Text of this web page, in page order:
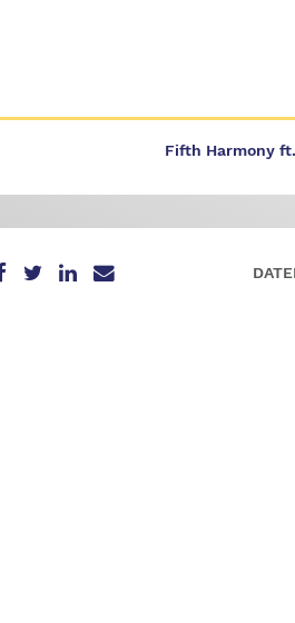
Fifth Harmony